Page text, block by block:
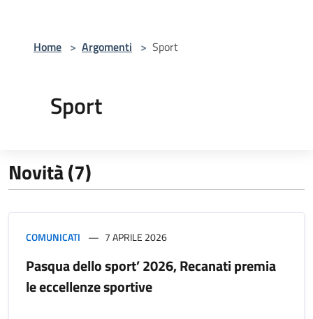
Home > Argomenti > Sport
Sport
Novità (7)
COMUNICATI 7 APRILE 2026
Pasqua dello sport’ 2026, Recanati premia
le eccellenze sportive